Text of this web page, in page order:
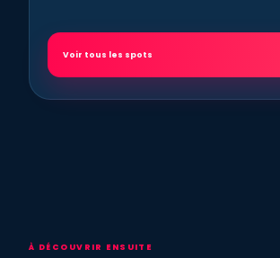
Voir tous les spots
À DÉCOUVRIR ENSUITE